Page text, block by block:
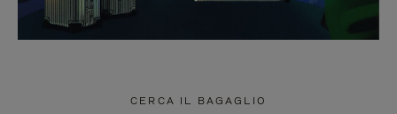
CERCA IL BAGAGLIO